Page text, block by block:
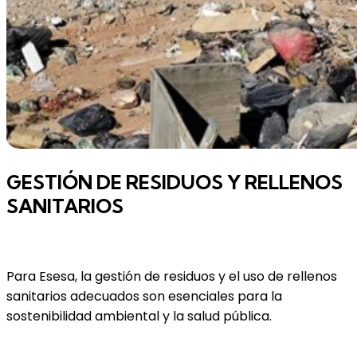
GESTIÓN DE RESIDUOS Y RELLENOS
SANITARIOS
Para Esesa, la gestión de residuos y el uso de rellenos
sanitarios adecuados son esenciales para la
sostenibilidad ambiental y la salud pública.